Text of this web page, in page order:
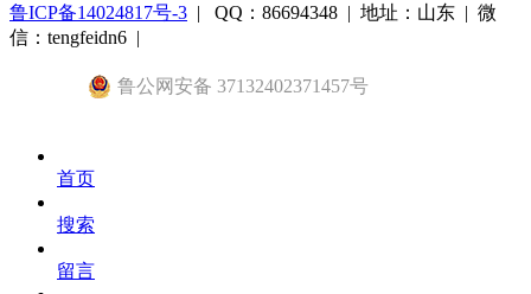
鲁ICP备14024817号-3 | QQ：86694348 | 地址：山东 | 微
信：tengfeidn6 |
鲁公网安备 37132402371457号
首页
搜索
留言